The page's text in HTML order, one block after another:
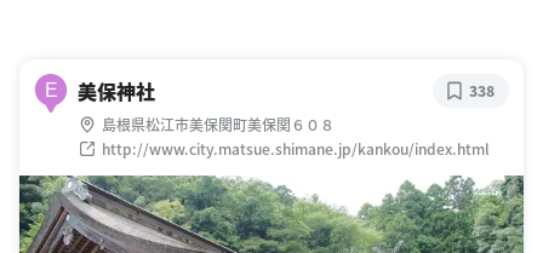
E 美保神社
島根県松江市美保関町美保関６０８
http://www.city.matsue.shimane.jp/kankou/index.html
338